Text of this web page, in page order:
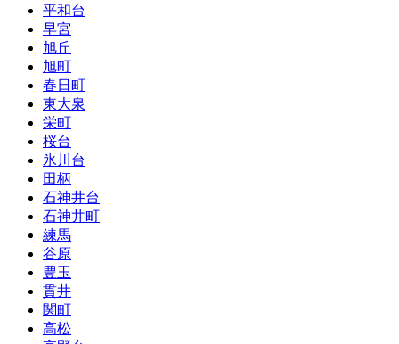
平和台
早宮
旭丘
旭町
春日町
東大泉
栄町
桜台
氷川台
田柄
石神井台
石神井町
練馬
谷原
豊玉
貫井
関町
高松